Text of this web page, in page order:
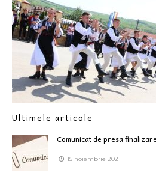
Ultimele articole
Comunicat de presa
15 noiembrie 2021